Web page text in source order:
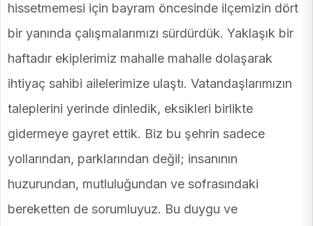
hissetmemesi için bayram öncesinde ilçemizin dört
bir yanında çalışmalarımızı sürdürdük. Yaklaşık bir
haftadır ekiplerimiz mahalle mahalle dolaşarak
ihtiyaç sahibi ailelerimize ulaştı. Vatandaşlarımızın
taleplerini yerinde dinledik, eksikleri birlikte
gidermeye gayret ettik. Biz bu şehrin sadece
yollarından, parklarından değil; insanının
huzurundan, mutluluğundan ve sofrasındaki
bereketten de sorumluyuz. Bu duygu ve